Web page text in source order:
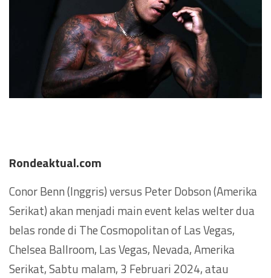
Rondeaktual.com
Conor Benn (Inggris) versus Peter Dobson (Amerika
Serikat) akan menjadi main event kelas welter dua
belas ronde di The Cosmopolitan of Las Vegas,
Chelsea Ballroom, Las Vegas, Nevada, Amerika
Serikat, Sabtu malam, 3 Februari 2024, atau